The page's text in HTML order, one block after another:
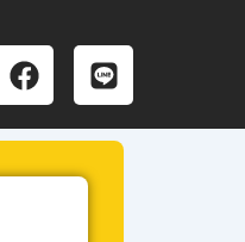
F
a
e
b
L
i
e